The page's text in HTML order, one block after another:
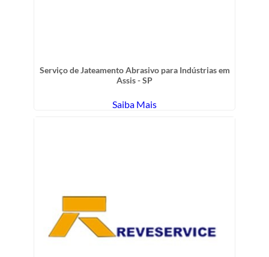
Serviço de Jateamento Abrasivo para Indústrias em
Assis - SP
Saiba Mais